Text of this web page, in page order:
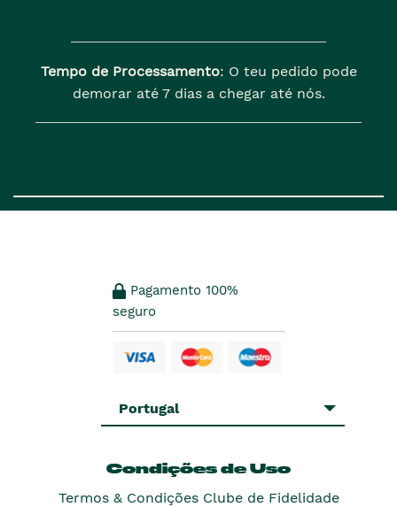
Tempo de Processamento: O teu pedido pode
demorar até 7 dias a chegar até nós.
Pagamento 100%
seguro
Portugal
Condições de Uso
Termos & Condições Clube de Fidelidade